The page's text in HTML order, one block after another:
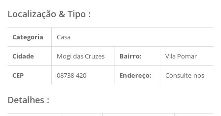
Localização & Tipo :
Categoria Casa
Cidade Mogi das Cruzes Bairro: Vila Pomar
CEP 08738-420 Endereço: Consulte-nos
Detalhes :